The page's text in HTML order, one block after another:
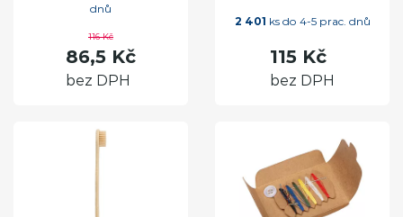
dnů
116 Kč
86,5 Kč
bez DPH
2 401 ks do 4-5 prac. dnů
115 Kč
bez DPH